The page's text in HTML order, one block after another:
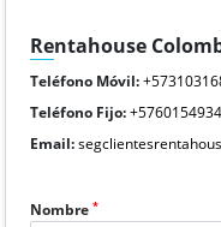
Rentahouse
Teléfono Móvil:
Teléfono Fijo:
Email:
Nombre*